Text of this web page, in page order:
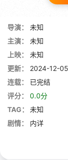
导演：
未知
主演：
未知
上映：
未知
更新：
2024-12-
连载：
已完结
评分：
0.0分
TAG：
未知
剧情：
内详